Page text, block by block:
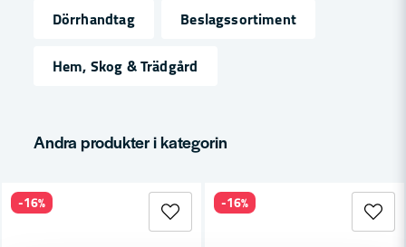
Namn
Ja, ni får publicera min fråga
Dörrhandtag
Beslagssortiment
Hem, Skog & Trädgård
Andra produkter i kategorin
-16% -16%